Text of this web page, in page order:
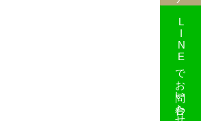
LINEでお問い合わせ